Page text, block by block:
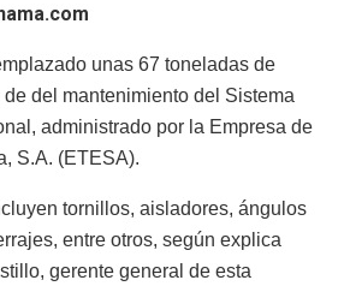
unas 67 toneladas de
del mantenimiento del Sistema
administrado por la Empresa de
S.A. (ETESA).
tornillos, aisladores, ángulos
entre otros, según explica
gerente general de esta